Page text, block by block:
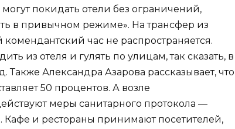
покидать отели без ограничений,
в привычном режиме». На трансфер из
час не распространяется.
из отеля и гулять по улицам, так сказать, в
Также Александра Азарова рассказывает, что
50 процентов. А возле
меры санитарного протокола —
и рестораны принимают посетителей,